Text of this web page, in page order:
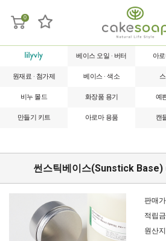
0
베이스 오일 · 버터 아
원재료 · 첨가제 베이스 · 색소
비누 몰드 화장품 용기 예
만들기 키트 아로마 용품 캔
썬스틱베이스(Sunstick Base)
판매가
적립금
원산지